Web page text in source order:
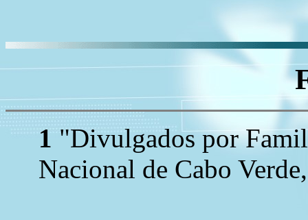
1 "Divulgados por
Nacional de Cabo